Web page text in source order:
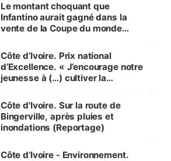
Le montant choquant que
Infantino aurait gagné dans la
vente de la Coupe du monde
Côte d’Ivoire. Prix national
d’Excellence. « J’encourage notre
jeunesse à (…) cultiver la
(Alassane Ouattara
Côte d'Ivoire. Sur la route de
Bingerville, après pluies et
inondations (Reportage)
Côte d’Ivoire - Environnement.